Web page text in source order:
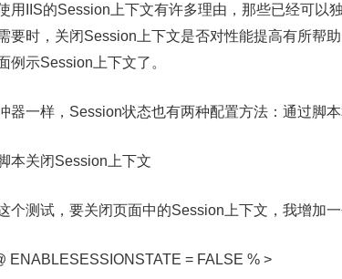
IIS的Session上下文有许多理由，那些已经可以
要时，关闭Session上下文是否对性能提高有所帮
例示Session上下文了。
一样，Session状态也有两种配置方法：通过脚本
关闭Session上下文
测试，要关闭页面中的Session上下文，我增加一
= FALSE % >